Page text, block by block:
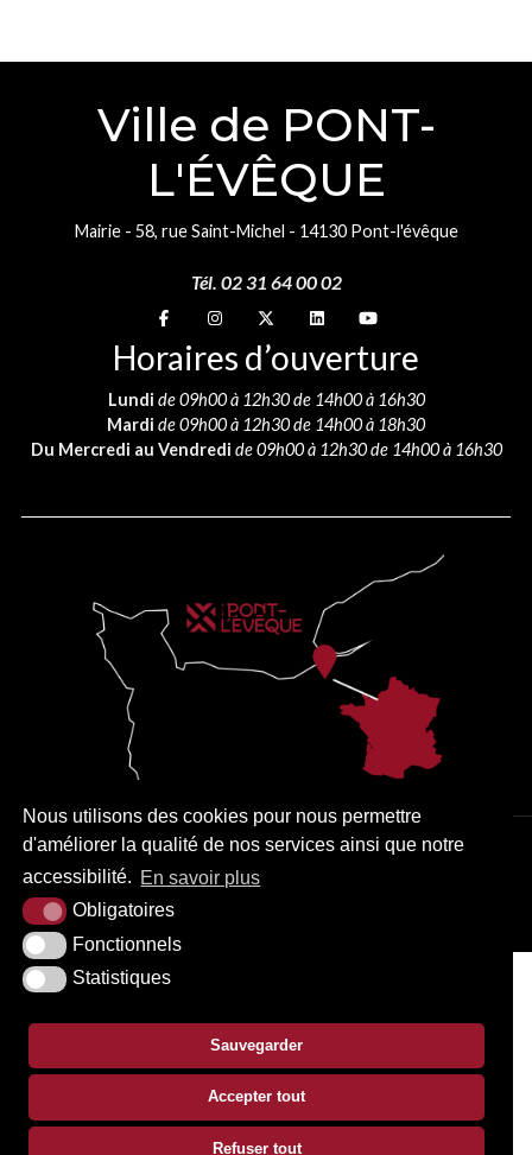
Nous utilisons des cookies pour nous permettre
d'améliorer la qualité de nos services ainsi que notre
accessibilité. En savoir plus
Obligatoires
Fonctionnels
Statistiques
Sauvegarder
Accepter tout
Refuser tout
Ville de PONT-
L'ÉVÊQUE
Mairie - 58, rue Saint-Michel - 14130 Pont-l'évêque
Tél. 02 31 64 00 02
Suivez-nous sur
Suivez-nous sur
Suivez-nous sur
Suivez-nous sur
Suivez-nous sur
Horaires d’ouverture
Lundi de 09h00 à 12h30 de 14h00 à 16h30
Mardi de 09h00 à 12h30 de 14h00 à 18h30
Du Mercredi au Vendredi de 09h00 à 12h30 de 14h00 à 16h30
PLAN DU SITE MENTIONS LÉGALES ACCESSIBILITÉ